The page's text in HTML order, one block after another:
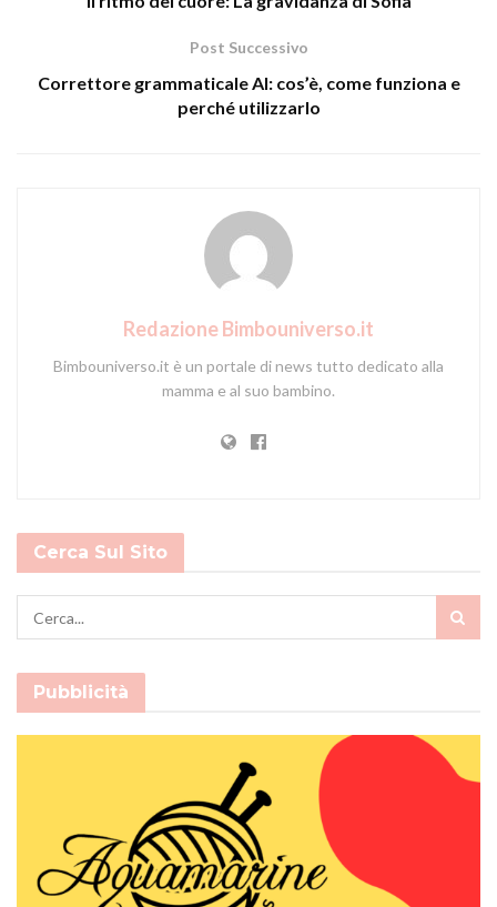
Post Successivo
Correttore grammaticale AI: cos’è, come funziona e
perché utilizzarlo
Redazione Bimbouniverso.it
Bimbouniverso.it è un portale di news tutto dedicato alla
mamma e al suo bambino.
Cerca Sul Sito
Pubblicità